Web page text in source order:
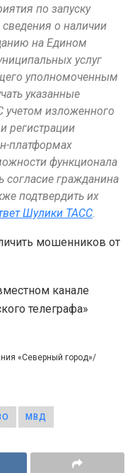
по запуску
о наличии
на Едином
услуг
уполномоченным
указанные
учетом изложенного
регистрации
платформах
функционала
гражданина
подтвердить их
Шулики ТАСС.
мошенников от
канале
телеграфа»
«Северный город»/
МВД